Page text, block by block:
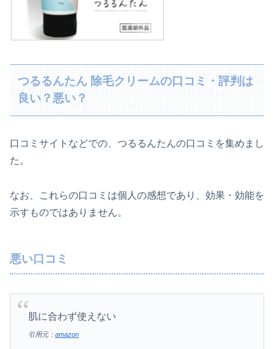
つるるんたん 除毛クリームの口コミ・評判は
良い？悪い？
口コミサイトなどでの、つるるんたんの口コミを集めまし
た。
なお、これらの口コミは個人の感想であり、効果・効能を
示すものではありません。
悪い口コミ
肌に合わず使えない
引用元： amazon